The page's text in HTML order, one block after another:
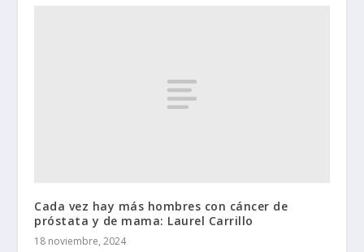
Cada vez hay más hombres con cáncer de
próstata y de mama: Laurel Carrillo
18 noviembre, 2024